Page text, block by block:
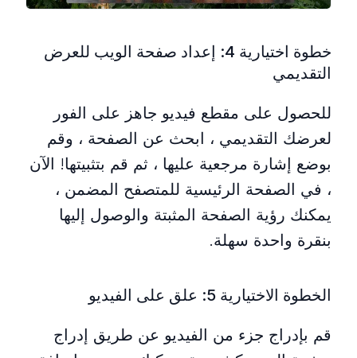
خطوة اختيارية 4: إعداد صفحة الويب للعرض
التقديمي
للحصول على مقطع فيديو جاهز على الفور
لعرضك التقديمي ، ابحث عن الصفحة ، وقم
بوضع إشارة مرجعية عليها ، ثم قم بتثبيتها! الآن
، في الصفحة الرئيسية للمتصفح المضمن ،
يمكنك رؤية الصفحة المثبتة والوصول إليها
بنقرة واحدة سهلة.
الخطوة الاختيارية 5: علق على الفيديو
قم بإدراج جزء من الفيديو عن طريق إدراج